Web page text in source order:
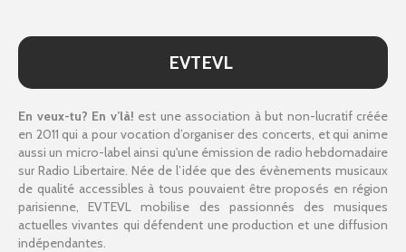
EVTEVL
En veux-tu? En v’là! est une association à but non-lucratif créée
en 2011 qui a pour vocation d’organiser des concerts, et qui anime
aussi un micro-label ainsi qu'une émission de radio hebdomadaire
sur Radio Libertaire. Née de l’idée que des évènements musicaux
de qualité accessibles à tous pouvaient être proposés en région
parisienne, EVTEVL mobilise des passionnés des musiques
actuelles vivantes qui défendent une production et une diffusion
indépendantes.